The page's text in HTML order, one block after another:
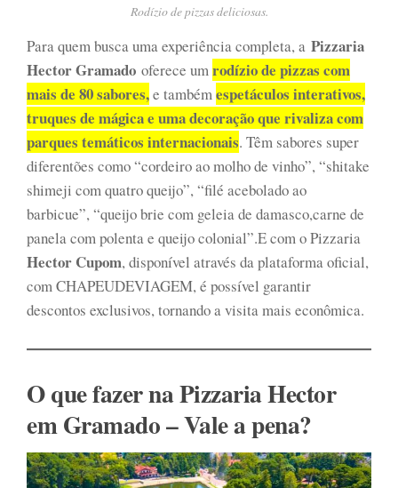
Rodízio de pizzas deliciosas.
Para quem busca uma experiência completa, a Pizzaria
Hector Gramado oferece um rodízio de pizzas com
mais de 80 sabores,e também espetáculos interativos,
truques de mágica e uma decoração que rivaliza com
parques temáticos internacionais. Têm sabores super
diferentões como “cordeiro ao molho de vinho”, “shitake
shimeji com quatro queijo”, “filé acebolado ao
barbicue”, “queijo brie com geleia de damasco,carne de
panela com polenta e queijo colonial”.E com o Pizzaria
Hector Cupom, disponível através da plataforma oficial,
com CHAPEUDEVIAGEM, é possível garantir
descontos exclusivos, tornando a visita mais econômica.
O que fazer na Pizzaria Hector
em Gramado – Vale a pena?